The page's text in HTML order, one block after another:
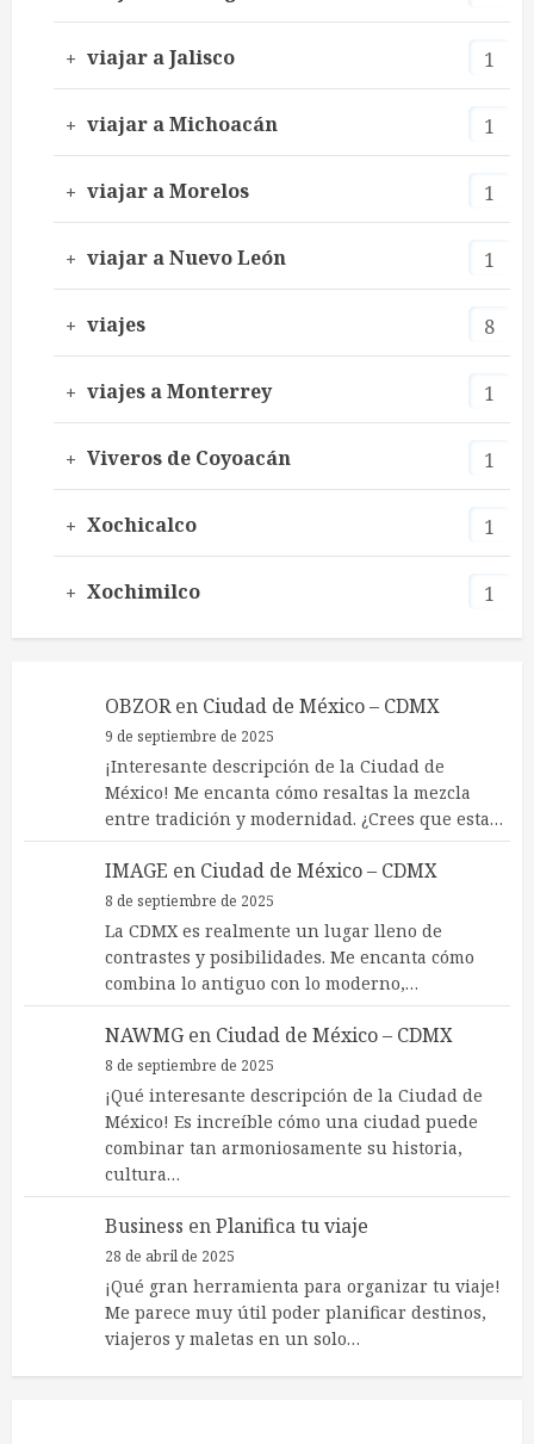
viajar a Jalisco 1
viajar a Michoacán 1
viajar a Morelos 1
viajar a Nuevo León 1
viajes 8
viajes a Monterrey 1
Viveros de Coyoacán 1
Xochicalco 1
Xochimilco 1
OBZORen Ciudad de México – CDMX
9 de septiembre de 2025
¡Interesante descripción de la Ciudad de
México! Me encanta cómo resaltas la mezcla
entre tradición y modernidad. ¿Crees que esta…
IMAGE en Ciudad de México – CDMX
8 de septiembre de 2025
La CDMX es realmente un lugar lleno de
contrastes y posibilidades. Me encanta cómo
combina lo antiguo con lo moderno,…
NAWMG en Ciudad de México – CDMX
8 de septiembre de 2025
¡Qué interesante descripción de la Ciudad de
México! Es increíble cómo una ciudad puede
combinar tan armoniosamente su historia,
cultura…
Business enPlanifica tu viaje
28 de abril de 2025
¡Qué gran herramienta para organizar tu viaje!
Me parece muy útil poder planificar destinos,
viajeros y maletas en un solo…